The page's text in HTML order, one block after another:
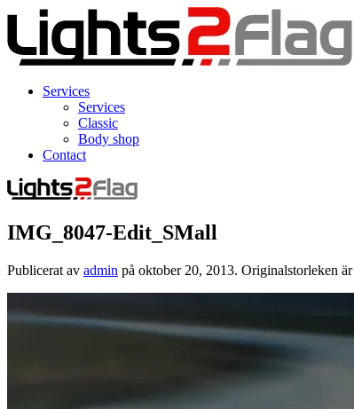
Services
Services
Classic
Body shop
Contact
IMG_8047-Edit_SMall
Publicerat av admin på oktober 20, 2013. Originalstorleken är